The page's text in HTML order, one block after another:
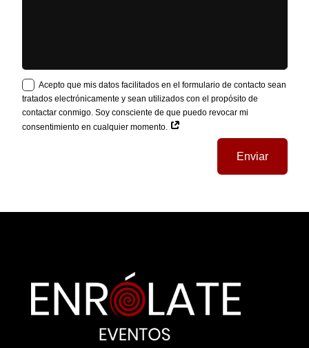
Acepto que mis datos facilitados en el formulario de contacto sean
tratados electrónicamente y sean utilizados con el propósito de
contactar conmigo. Soy consciente de que puedo revocar mi
consentimiento en cualquier momento.
Enviar